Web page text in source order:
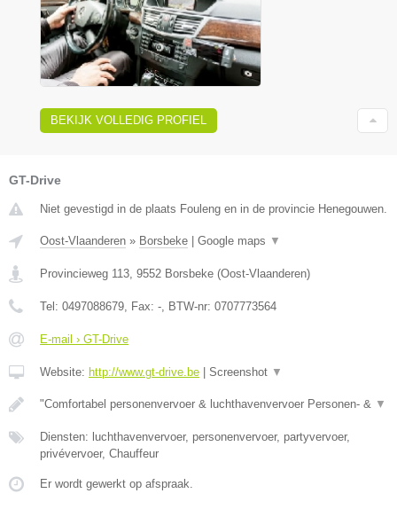
BEKIJK VOLLEDIG PROFIEL
GT-Drive
Niet gevestigd in de plaats Fouleng en in de provincie Henegouwen.
Oost-Vlaanderen » Borsbeke Google maps ▼
Provincieweg 113, 9552 Borsbeke (Oost-Vlaanderen)
Tel: 0497088679, Fax: -, BTW-nr: 0707773564
E-mail › GT-Drive
Website: http://www.gt-drive.be Screenshot ▼
"Comfortabel personenvervoer & luchthavenvervoer Personen- & ▼
Diensten: luchthavenvervoer, personenvervoer, partyvervoer,
privévervoer, Chauffeur
Er wordt gewerkt op afspraak.